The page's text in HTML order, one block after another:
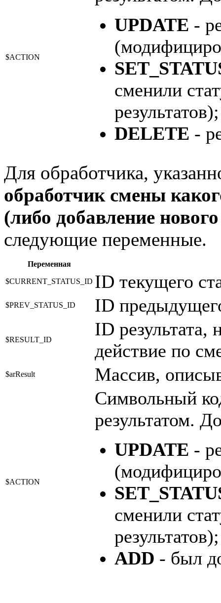
$ACTION
UPDATE -
сменили
результатов);
DELETE -
Для обработчика,
обработчик смены
(либо добавление
следующие переменные.
Переменная
$CURRENT_STATUS_ID ID текущего
$PREV_STATUS_ID ID
$RESULT_ID
ID результата,
действие по
$arResult Массив,
$ACTION
Символьный
результатом.
UPDATE -
сменили
результатов);
ADD - был